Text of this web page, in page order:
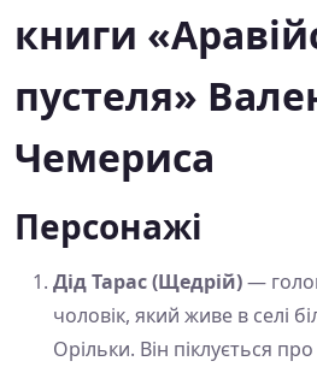
книги
пустеля»
Чемериса
Персонажі
Дід Тарас (Щедрій)—
чоловік, який живе в селі
Орільки. Він піклується